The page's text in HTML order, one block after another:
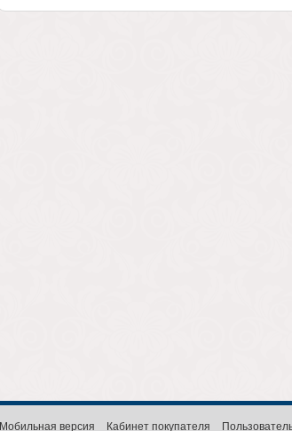
Мобильная версия Кабинет покупателя